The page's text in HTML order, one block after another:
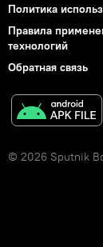
Политика
Правила
технологий
Обратная связь
© 2026 Sputnik